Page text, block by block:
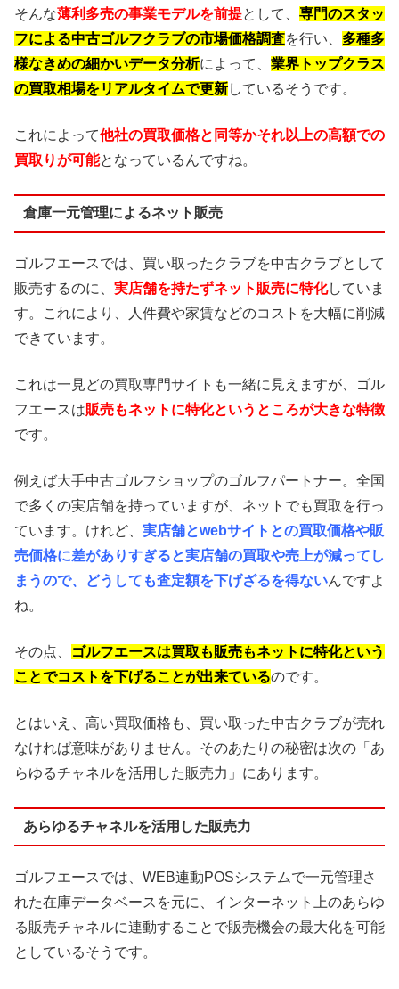
そんな薄利多売の事業モデルを前提として、 専門のスタッ
フによる中古ゴルフクラブの市場価格調査を行い、 多種多
様なきめの細かいデータ分析によって、 業界トップクラス
の買取相場をリアルタイムで更新しているそうです。
これによって他社の買取価格と同等かそれ以上の高額での
買取りが可能となっているんですね。
倉庫一元管理によるネット販売
ゴルフエースでは、買い取ったクラブを中古クラブとして
販売するのに、 実店舗を持たずネット販売に特化していま
す。これにより、人件費や家賃などのコストを大幅に削減
できています。
これは一見どの買取専門サイトも一緒に見えますが、ゴル
フエースは販売もネットに特化というところが大きな特徴
です。
例えば大手中古ゴルフショップのゴルフパートナー。全国
で多くの実店舗を持っていますが、ネットでも買取を行っ
ています。けれど、 実店舗とwebサイトとの買取価格や販
売価格に差がありすぎると実店舗の買取や売上が減ってし
まうので、どうしても査定額を下げざるを得ないんですよ
ね。
その点、
ゴルフエースは買取も販売もネットに特化という
ことでコストを下げることが出来ているのです。
とはいえ、高い買取価格も、買い取った中古クラブが売れ
なければ意味がありません。そのあたりの秘密は次の「あ
らゆるチャネルを活用した販売力」にあります。
あらゆるチャネルを活用した販売力
ゴルフエースでは、WEB連動POSシステムで一元管理さ
れた在庫データベースを元に、インターネット上のあらゆ
る販売チャネルに連動することで販売機会の最大化を可能
としているそうです。